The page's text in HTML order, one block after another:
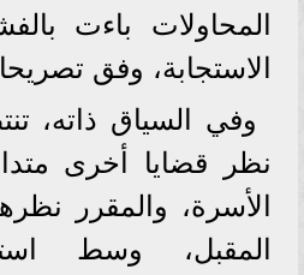
المحاولات باءت
الاستجابة، وفق
وفي السياق ذاته،
نظر قضايا أخرى
الأسرة، والمقرر
المقبل، وسط